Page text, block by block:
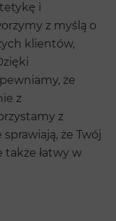
i
z myślą o
klientów,
że
z
z
że Twój
także łatwy w